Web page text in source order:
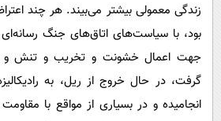
فرهنگی
بین الملل
اجتماعی
زندگی معمولی بیشتر می‌بیند. هر چند
بود، با سیاست‌های اتاق‌های جنگ
جهت اعمال خشونت و تخریب و تنش و
گرفت، در حال خروج از ریل، به
انجامیده و در بسیاری از مواقع با